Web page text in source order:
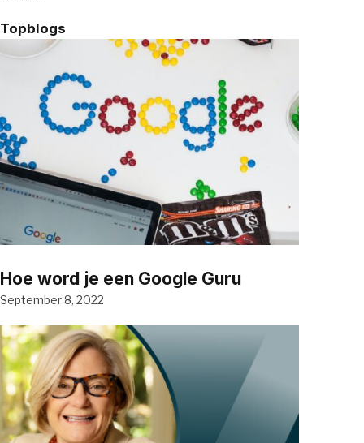
Topblogs
Hoe word je een Google Guru
September 8, 2022